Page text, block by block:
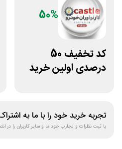
50%
کد تخفیف 50
درصدی اولین خرید
تجربه خرید خود را با ما به
با ثبت نظرات و تجارب خود ما و سایر کاربران را در